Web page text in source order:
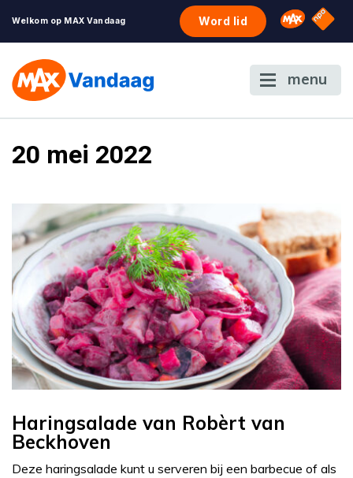
Welkom op MAX Vandaag Word lid Omroep
NPO
menu
20 mei 2022
Haringsalade van Robèrt van
Beckhoven
Deze haringsalade kunt u serveren bij een barbecue of als